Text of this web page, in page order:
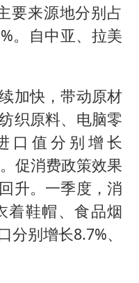
要来源地分别占
。自中亚、拉美
加快，带动原材
织原料、电脑零
口值分别增长
促消费政策效果
升。一季度，消
着鞋帽、食品烟
别增长8.7%、